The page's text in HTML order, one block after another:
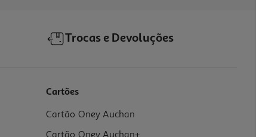
Trocas e Devoluções
Cartões
Cartão Oney Auchan
Cartão Oney Auchan+